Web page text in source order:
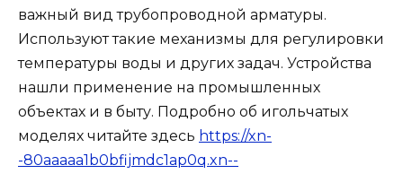
важный вид трубопроводной арматуры.
Используют такие механизмы для регулировки
температуры воды и других задач. Устройства
нашли применение на промышленных
объектах и в быту. Подробно об игольчатых
моделях читайте здесь https://xn-
-80aaaaa1b0bfijmdc1ap0q.xn--